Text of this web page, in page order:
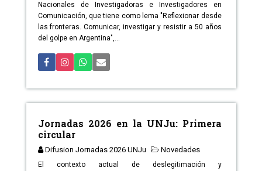
Nacionales de Investigadoras e Investigadores en
Comunicación, que tiene como lema "Reflexionar desde
las fronteras. Comunicar, investigar y resistir a 50 años
del golpe en Argentina",...
Jornadas 2026 en la UNJu: Primera
circular
Difusion Jornadas 2026 UNJu Novedades
El contexto actual de deslegitimación y